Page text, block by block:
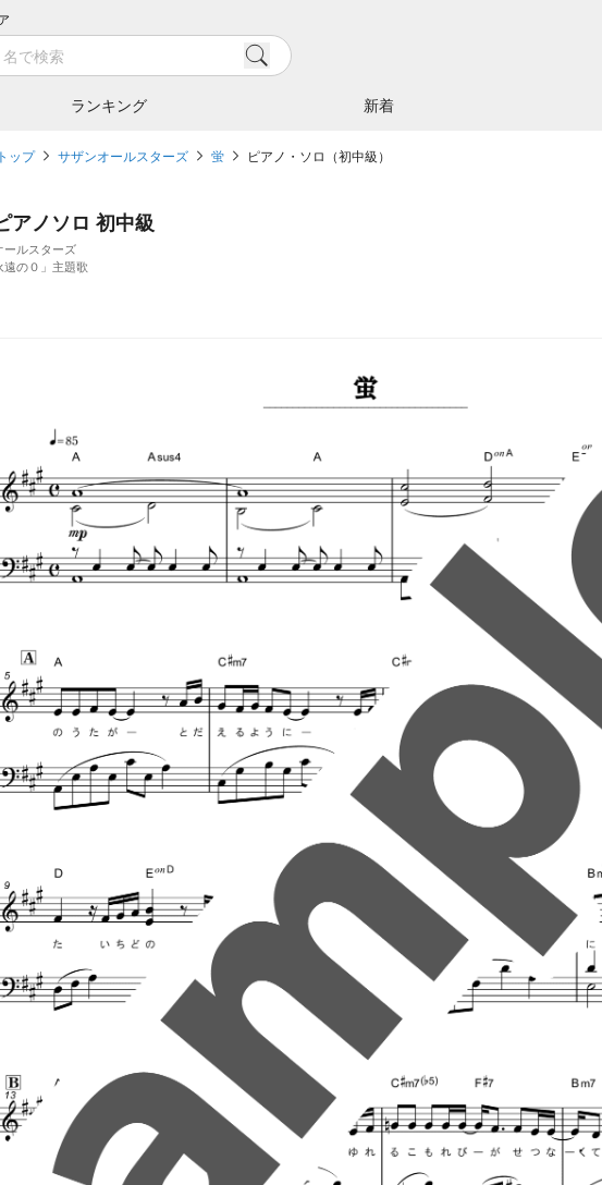
ランキング 新着
ップ サザンオールスターズ 蛍 ピアノ・ソロ（初中級）
アノソロ 初中級
ールスターズ
遠の０」主題歌